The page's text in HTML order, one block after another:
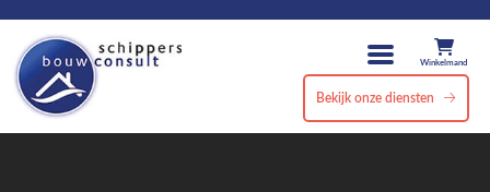
Winkelmand
Bekijk onze diensten